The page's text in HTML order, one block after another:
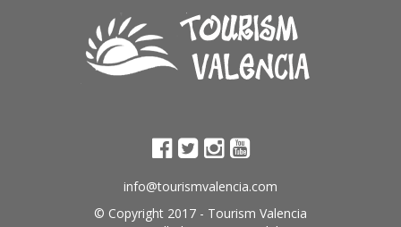
info@tourismvalencia.com
© Copyright 2017 - Tourism Valencia